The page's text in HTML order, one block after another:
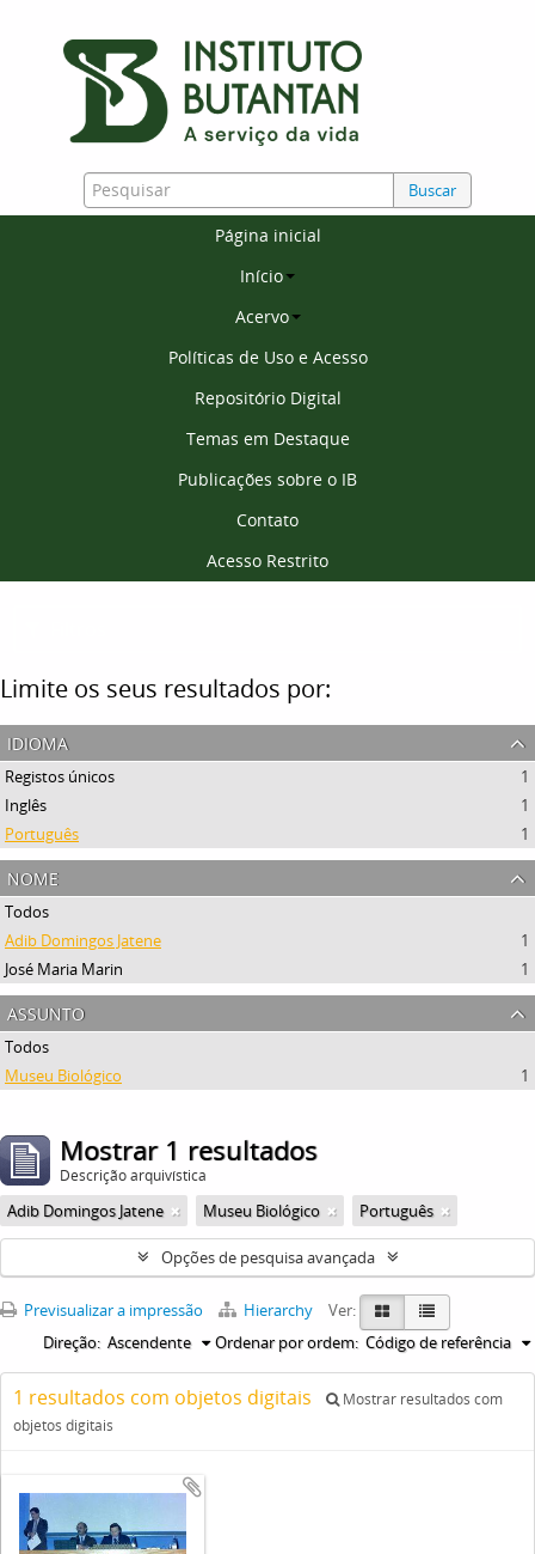
Buscar
Página inicial
Início
Acervo
Políticas de Uso e Acesso
Repositório Digital
Temas em Destaque
Publicações sobre o IB
Contato
Acesso Restrito
Limite os seus resultados por:
idioma
Registos únicos
1
Inglês
1
Português
1
nome
Todos
Adib Domingos Jatene
1
José Maria Marin
1
assunto
Todos
Museu Biológico
1
Mostrar 1 resultados
Descrição arquivística
Adib Domingos Jatene Museu Biológico Português
Opções de pesquisa avançada
Previsualizar a impressão Hierarchy
Ver:
Ordenar por ordem: Código de referência
Direção: Ascendente
1 resultados com objetos digitais
Mostrar resultados com
objetos digitais